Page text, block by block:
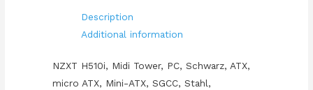
quantityDescription
Additional information
NZXT H510i, Midi Tower, PC, Schwarz, ATX,
micro ATX, Mini-ATX, SGCC, Stahl,